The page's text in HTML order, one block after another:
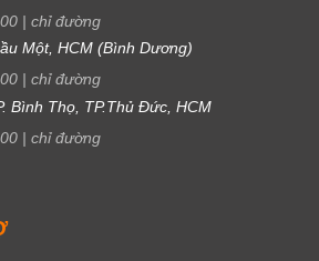
| chỉ đường
Một, HCM (Bình Dương)
| chỉ đường
Bình Thọ, TP.Thủ Đức, HCM
| chỉ đường